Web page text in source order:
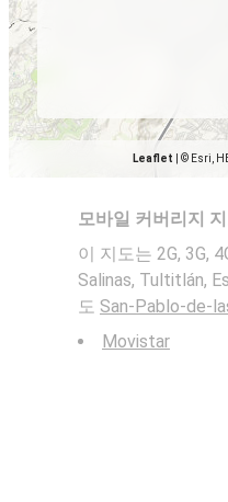
Leaflet © Esri,
모바일 커버리지
이 지도는 2G, 3G,
Salinas, Tultitlán,
도 San-Pablo-de-
Movistar